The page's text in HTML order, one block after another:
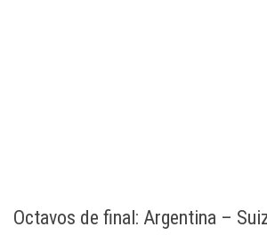
Octavos de final: Argentina –